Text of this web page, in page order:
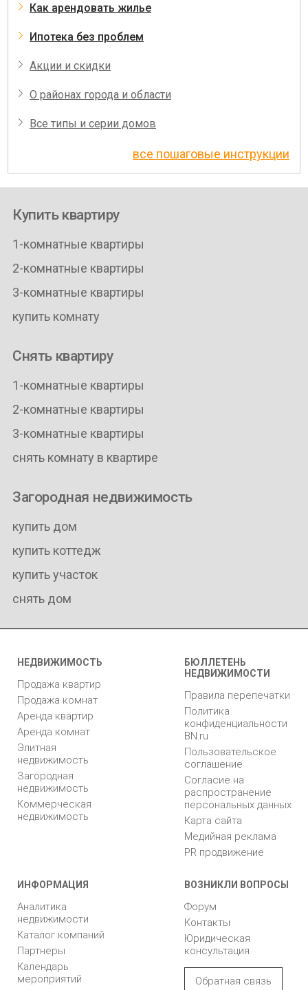
Как арендовать жилье
Ипотека без проблем
Акции и скидки
О районах города и области
Все типы и серии домов
все пошаговые инструкции
Купить квартиру
1-комнатные квартиры
2-комнатные квартиры
3-комнатные квартиры
купить комнату
Снять квартиру
1-комнатные квартиры
2-комнатные квартиры
3-комнатные квартиры
снять комнату в квартире
Загородная недвижимость
купить дом
купить коттедж
купить участок
снять дом
НЕДВИЖИМОСТЬ
Продажа квартир
Продажа комнат
Аренда квартир
Аренда комнат
Элитная
недвижимость
Загородная
недвижимость
Коммерческая
недвижимость
БЮЛЛЕТЕНЬ
НЕДВИЖИМОСТИ
Правила перепечатки
Политика
конфиденциальности
BN.ru
Пользовательское
соглашение
Согласие на
распространение
персональных данных
Карта сайта
Медийная реклама
PR продвижение
ИНФОРМАЦИЯ
Аналитика
недвижимости
Каталог компаний
Партнеры
Календарь
мероприятий
ВОЗНИКЛИ ВОПРОСЫ
Форум
Контакты
Юридическая
консультация
Обратная связь